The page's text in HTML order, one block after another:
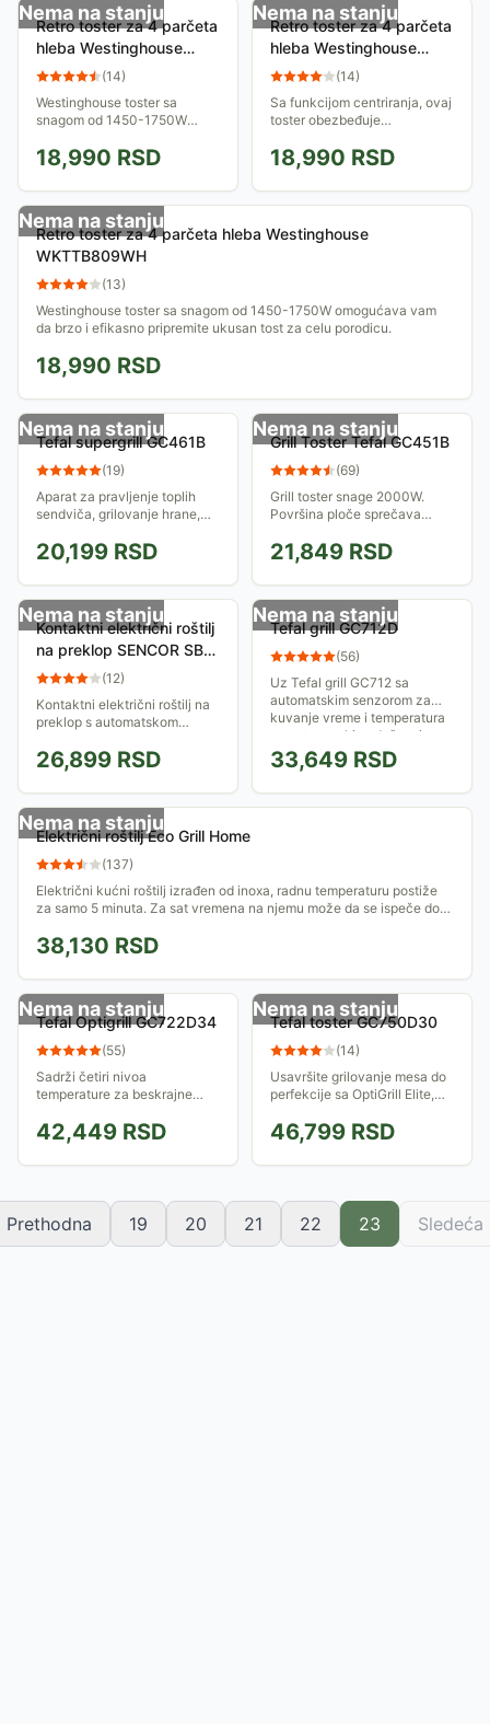
Nema na stanju
Retro toster za 4 parčeta
hleba Westinghouse
WKTTB809RD
(14)
Westinghouse toster sa
snagom od 1450-1750W
efikasno pripremite ukusan
tost za celu porodicu.
18,990 RSD
Nema na stanju
Retro toster za 4 parčeta
hleba Westinghouse
WKTTB809BK
(14)
Sa funkcijom centriranja, ovaj
toster obezbeđuje
strane, pružajući vam
savršeno hrskav tost svaki
put. Osim toga, imate...
18,990 RSD
Nema na stanju
Retro toster za 4 parčeta hleba Westinghouse
WKTTB809WH
(13)
Westinghouse toster sa snagom od 1450-1750W omogućava vam
da brzo i efikasno pripremite ukusan tost za celu porodicu.
18,990 RSD
Nema na stanju
Tefal supergrill GC461B
(19)
Aparat za pravljenje toplih
sendviča, grilovanje hrane,
presvučene su nelepljivim
slojem koji sprečava lepljenje
hrane...
20,199 RSD
Nema na stanju
Grill Toster Tefal GC451B
(69)
Grill toster snage 2000W.
Površina ploče sprečava
položaj za grill ili roštilj.
Jednostavno održavanje:
odvojivi...
21,849 RSD
Nema na stanju
Kontaktni električni roštilj
na preklop SENCOR SBG
6650BK (12)
Kontaktni električni roštilj na
preklop s automatskom
stick podlogom, i sistemom
paralelograma za ravnomerni
pritisak...
26,899 RSD
Nema na stanju
Tefal grill GC712D
(56)
Uz Tefal grill GC712 sa
automatskim senzorom za
kuvanje vreme i temperatura
se automatski podešavaju po
debljini i broju namirnica koje
se stavljaju...
33,649 RSD
Nema na stanju
Električni roštilj Eco Grill Home
(137)
Električni kućni roštilj izrađen od inoxa, radnu temperaturu postiže
za samo 5 minuta. Za sat vremena na njemu može da se ispeče do
38,130 RSD
Nema na stanju
Tefal Optigrill GC722D34
(55)
Sadrži četiri nivoa
temperature za beskrajne
programa i 800 cm2 površine
ploča za grilovanje
42,449 RSD
Nema na stanju
Tefal toster GC750D30
(14)
Usavršite grilovanje mesa do
perfekcije sa OptiGrill Elite,
prostore.
46,799 RSD
Prethodna 19 20 21 22 23 Sledeća